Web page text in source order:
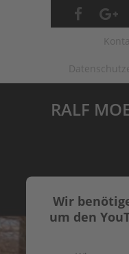
RALF
Wir
um den